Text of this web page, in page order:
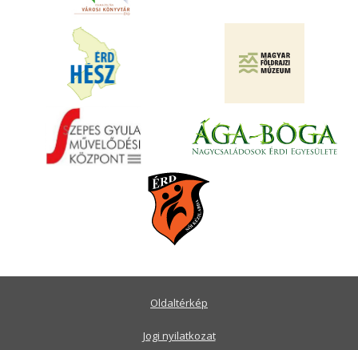
Oldaltérkép
Jogi nyilatkozat